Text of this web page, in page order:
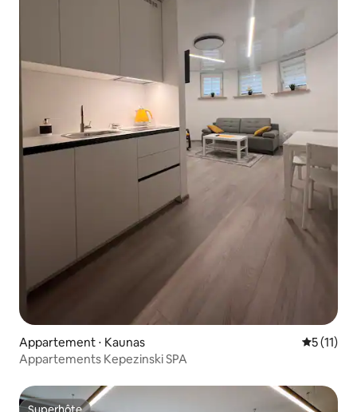
Appartement ⋅ Kaunas
5 (11)
Appartements Kepezinski SPA